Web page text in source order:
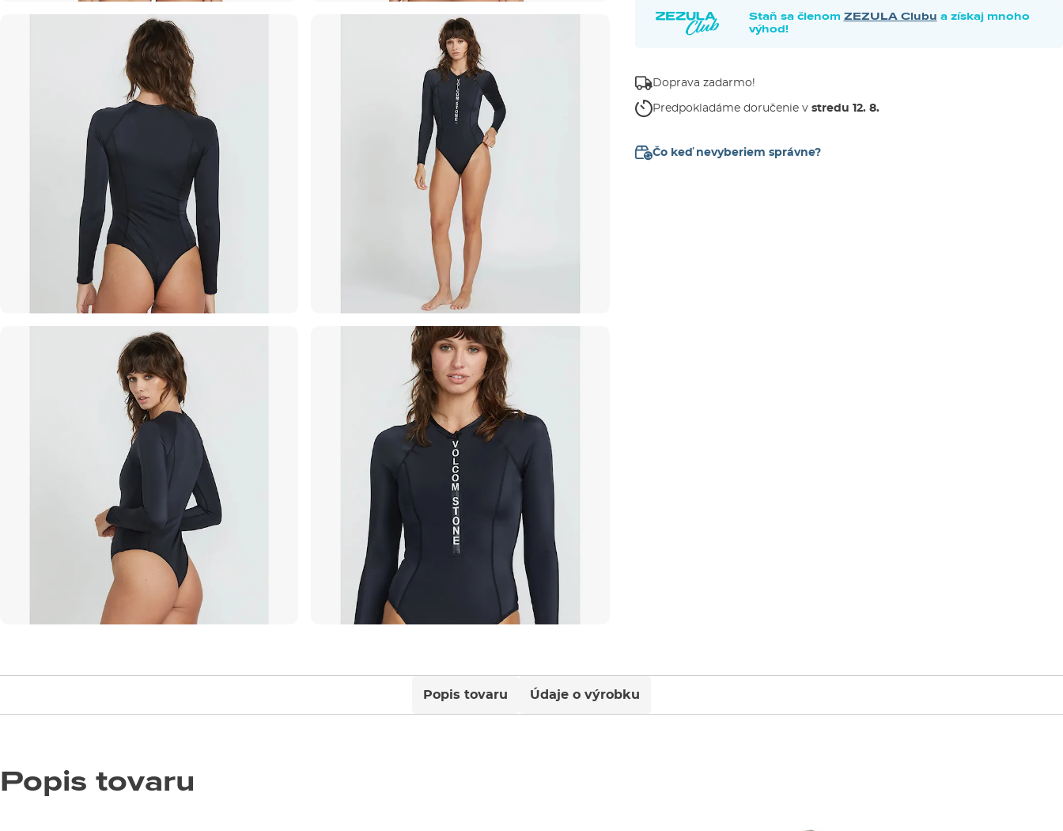
Staň sa členom ZEZULA Clubu a získaj mnoho
výhod!
Doprava zadarmo!
Predpokladáme doručenie v stredu 12. 8.
Čo keď nevyberiem správne?
Popis tovaru Údaje o výrobku
Popis tovaru